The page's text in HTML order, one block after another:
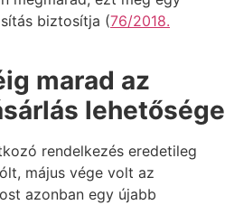
biztosítja (76/2018.
marad az
lehetősége
rendelkezés eredetileg
május vége volt az
azonban egy újabb